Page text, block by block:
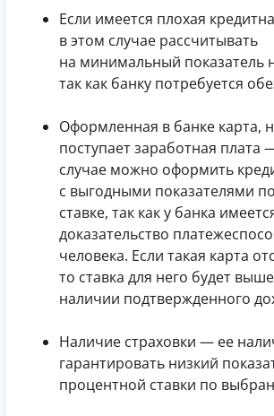
Если имеется плохая
в этом случае рассчитывать
на минимальный показатель
так как банку потребуется
Оформленная в банке карта,
поступает заработная плата
случае можно оформить
с выгодными показателями
ставке, так как у банка
доказательство
человека. Если такая карта
то ставка для него будет
наличии подтвержденного
Наличие страховки — ее
гарантировать низкий
процентной ставки по